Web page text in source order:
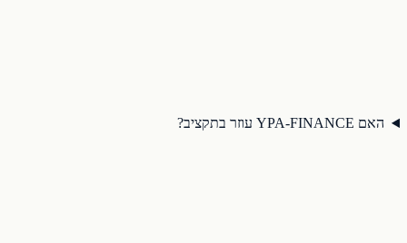
האם YPA-FINANCE עוזר בתקציב?